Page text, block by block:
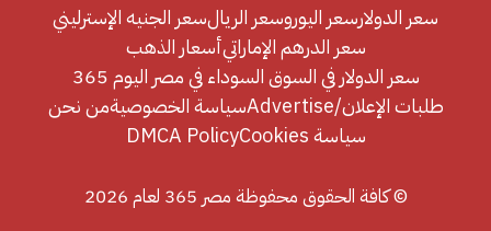
سعر الدولارسعر اليوروسعر الريالسعر الجنيه الإسترليني
سعر الدرهم الإماراتيأسعار الذهب
سعر الدولار في السوق السوداء في مصر اليوم 365
طلبات الإعلان/Advertise
سياسة الخصوصيةمن نحن
سياسة Cookies
DMCA Policy
© كافة الحقوق محفوظة مصر 365 لعام 2026